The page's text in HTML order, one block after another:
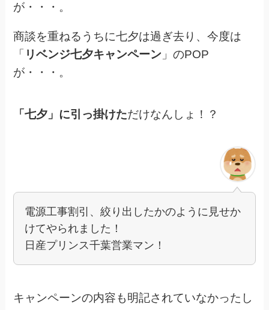
が・・・。
商談を重ねるうちに七夕は過ぎ去り、今度は
「 リベンジ七夕キャンペーン 」のPOP
が・・・。
「七夕」に引っ掛けただけなんしょ！？
電源工事割引、絞り出したかのように見せか
けてやられました！
日産プリンス千葉営業マン！
キャンペーンの内容も明記されていなかったし